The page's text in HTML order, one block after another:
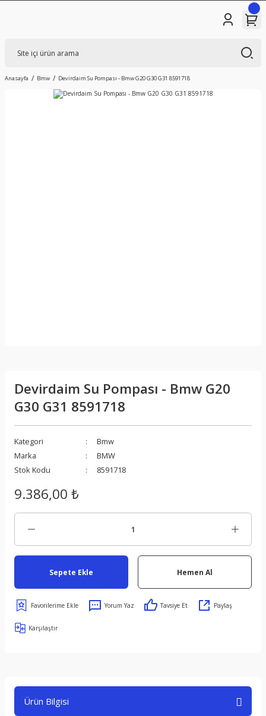
Anasayfa Bmw Devirdaim Su Pompası - Bmw G20 G30 G31 8591718
Devirdaim Su Pompası - Bmw G20
G30 G31 8591718
Kategori
Bmw
Marka
BMW
Stok Kodu
8591718
9.386,00 ₺
Sepete Ekle Hemen Al
Yorum Yaz Tavsiye Et Paylaş
Karşılaştır
Ürün Bilgisi